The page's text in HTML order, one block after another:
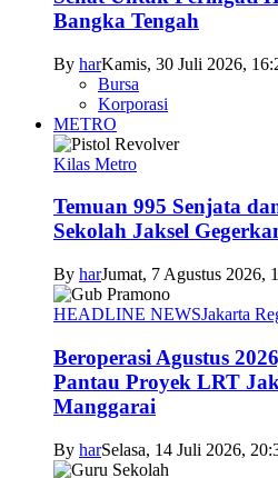
Bangka Tengah
By harKamis, 30 Juli 2026,
Bursa
Korporasi
METRO
Kilas Metro
Temuan 995 Senjata
Sekolah Jaksel
By harJumat, 7 Agustus 2026,
HEADLINE NEWSJakarta
Beroperasi Agustus
Pantau Proyek LRT
Manggarai
By harSelasa, 14 Juli 2026,